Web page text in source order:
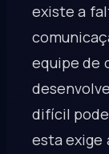
existe a
equipe de
difícil
esta exige